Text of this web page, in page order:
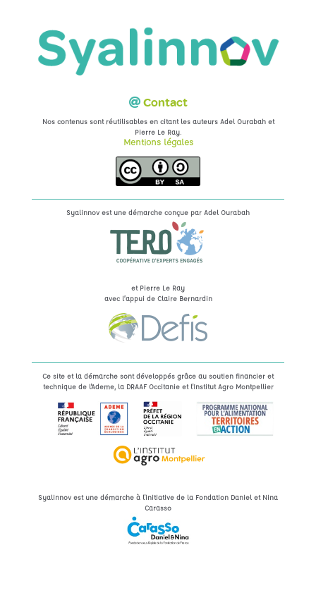
Contact
Nos contenus sont réutilisables en citant les auteurs Adel Ourabah et
Pierre Le Ray.
Mentions légales
Syalinnov est une démarche conçue par Adel Ourabah
et Pierre Le Ray
avec l’appui de Claire Bernardin
Ce site et la démarche sont développés grâce au soutien financier et
technique de l'Ademe, la DRAAF Occitanie et l'Institut Agro Montpellier
Syalinnov est une démarche à l'initiative de la Fondation Daniel et Nina
Carasso